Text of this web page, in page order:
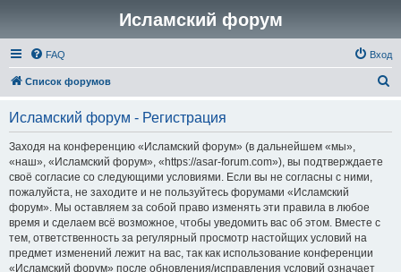
Исламский форум
FAQ Вход
Список форумов
Исламский форум - Регистрация
Заходя на конференцию «Исламский форум» (в дальнейшем «мы»,
«наш», «Исламский форум», «https://asar-forum.com»), вы подтверждаете
своё согласие со следующими условиями. Если вы не согласны с ними,
пожалуйста, не заходите и не пользуйтесь форумами «Исламский
форум». Мы оставляем за собой право изменять эти правила в любое
время и сделаем всё возможное, чтобы уведомить вас об этом. Вместе с
тем, ответственность за регулярный просмотр настойщих условий на
предмет изменений лежит на вас, так как использование конференции
«Исламский форум» после обновления/исправления условий означает